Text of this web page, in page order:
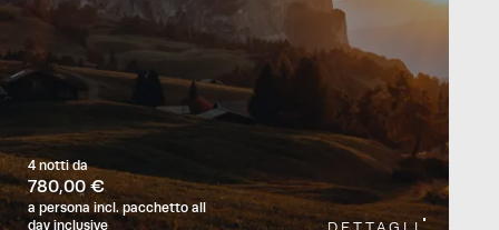
4 nottida
780,00 €
a persona incl. pacchetto all
day inclusive